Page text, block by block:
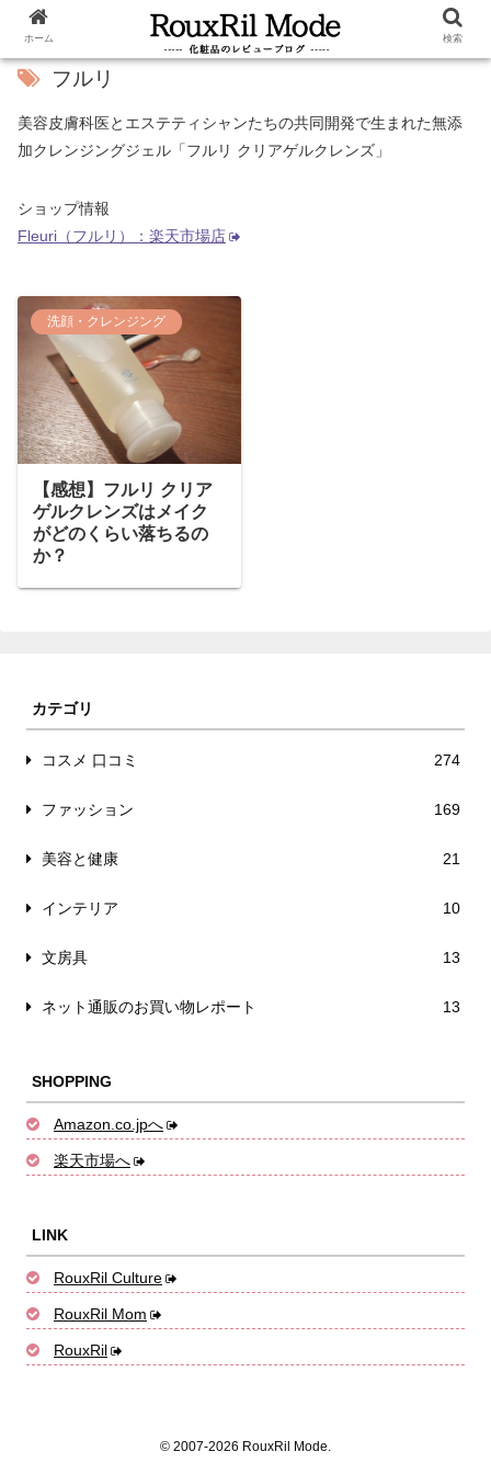
フルリ
美容皮膚科医とエステティシャンたちの共同開発で生まれた無添
加クレンジングジェル「フルリ クリアゲルクレンズ」
ショップ情報
Fleuri（フルリ）：楽天市場店
洗顔・クレンジング
【感想】フルリ クリア
ゲルクレンズはメイク
がどのくらい落ちるの
か？
カテゴリ
コスメ 口コミ 274
ファッション 169
美容と健康 21
インテリア 10
文房具 13
ネット通販のお買い物レポート 13
SHOPPING
Amazon.co.jpへ
楽天市場へ
LINK
RouxRil Culture
RouxRil Mom
RouxRil
© 2007-2026 RouxRil Mode.
ホーム 検索